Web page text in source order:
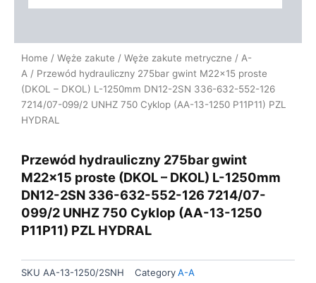
Home / Węże zakute / Węże zakute metryczne / A-
A / Przewód hydrauliczny 275bar gwint M22x15 proste
(DKOL – DKOL) L-1250mm DN12-2SN 336-632-552-126
7214/07-099/2 UNHZ 750 Cyklop (AA-13-1250 P11P11) PZL
HYDRAL
Przewód hydrauliczny 275bar gwint
M22x15 proste (DKOL – DKOL) L-1250mm
DN12-2SN 336-632-552-126 7214/07-
099/2 UNHZ 750 Cyklop (AA-13-1250
P11P11) PZL HYDRAL
SKU AA-13-1250/2SNH CategoryA-A